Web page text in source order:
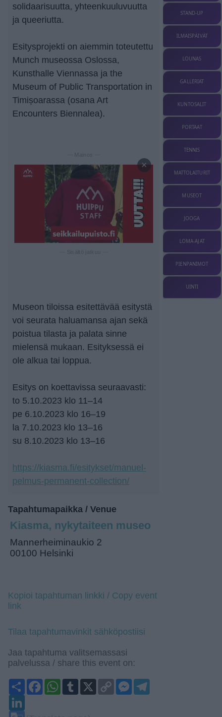
solidaarisuutta, yhteenkuuluvuutta
ja queeriutta.
Esitysprojekti on aiemmin toteutettu
Munch museossa Oslossa,
Kunsthalle Viennassa ja the
Museum of Public Transportation in
Timișoarassa (osana Art
Encounters Biennalea).
— Mainos —
×
Museon tiloissa esitettävää esitystä
voi seurata haluamansa ajan sekä
poistua tilasta ja palata sinne
mielensä mukaan. Esityksessä ei
ole alkua tai loppua.
Esitys on koettavissa seuraavasti:
to 5.10.2023 klo 11–14
pe 6.10.2023 klo 16–19
la 7.10.2023 klo 13–16
su 8.10.2023 klo 13–16
https://kiasma.fi/esitykset/manuel-
pelmus-permanent-collection/
Tapahtumapaikka / Venue
Kiasma, nykytaiteen museo
Mannerheiminaukio 2
00100 Helsinki
Kopioi tapahtuman linkki / Copy event
link
Tilaa tapahtumavinkit sähköpostiisi
Jaa tapahtuma valitsemassasi
palvelussa / share this event on:
ShareFacebook
WhatsApp
Tumblr
Copy
Link
Messenger
STAND-UP
ILMAISPÄIVÄT
LOUNAS
GALLERIAT
KUNTOSALIT
PORTAAT
TENNIS
MATTOLAITURIT
MUSEOT
JOOGA
LOMA-AJAT
PIENPANIMOT
UINTI